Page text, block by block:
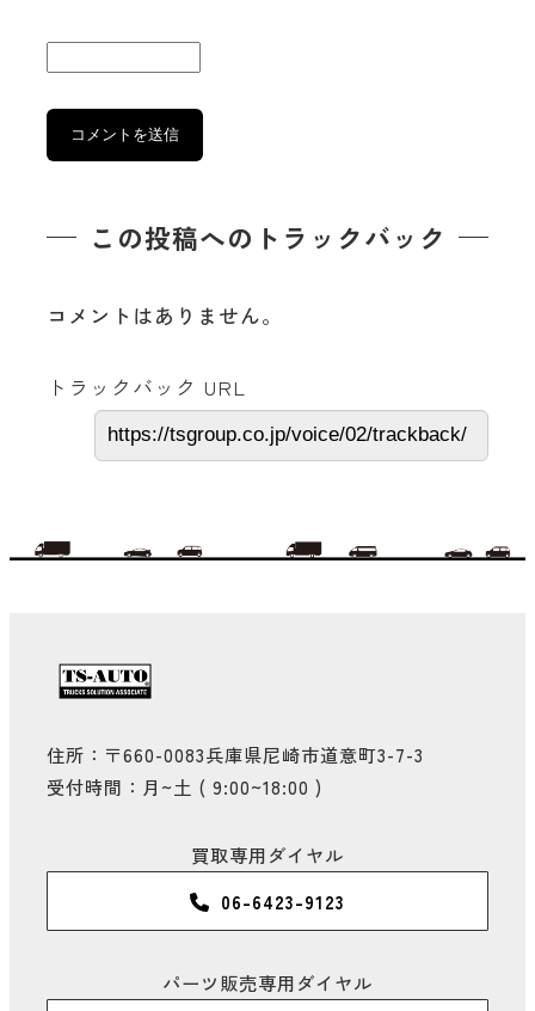
この投稿へのトラックバック
コメントはありません。
トラックバック URL
住所：〒660-0083兵庫県尼崎市道意町3-7-3
受付時間：月~土 ( 9:00~18:00 )
買取専用ダイヤル
06-6423-9123
パーツ販売専用ダイヤル